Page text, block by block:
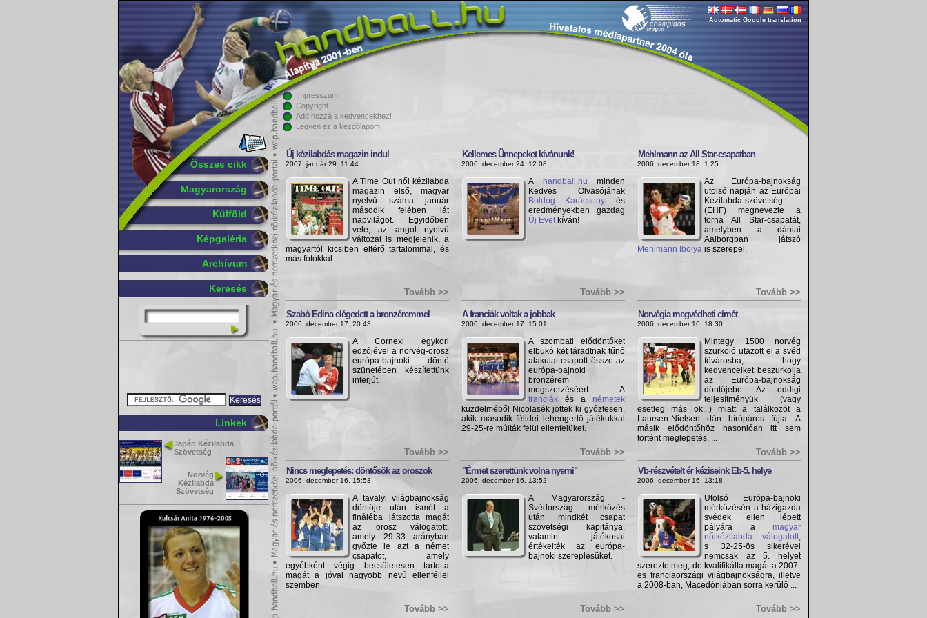
Összes cikk
Magyarország
Külföld
Képgaléria
Archívum
Keresés
Linkek
Japán Kézilabda
Szövetség
Norvég
Kézilabda
Szövetség
Automatic Google translation
Impresszum
Copyright
Add hozzá a kedvencekhez!
Legyen ez a kezdőlapom!
Új kézilabdás magazin indul
2007. január 29. 11:44
A Time Out női kézilabda
magazin első, magyar
nyelvű száma január
második felében lát
napvilágot. Egyidőben
vele, az angol nyelvű
változat is megjelenik, a
magyartól kicsiben eltérő tartalommal, és
más fotókkal.
Tovább >>
Kellemes Ünnepeket kívánunk!
2006. december 24. 12:08
A handball.hu minden
Kedves Olvasójának
Boldog Karácsonytés
eredményekben gazdag
Új Évetkíván!
Tovább >>
Mehlmann az All Star-csapatban
2006. december 18. 1:25
Az Európa-bajnokság
utolsó napján az Európai
Kézilabda-szövetség
(EHF) megnevezte a
torna All Star-csapatát,
amelyben a dániai
Aalborgban játszó
Mehlmann Ibolya is szerepel.
Tovább >>
Szabó Edina elégedett a bronzéremmel
2006. december 17. 20:43
A Cornexi egykori
edzőjével a norvég-orosz
európa-bajnoki döntő
szünetében készítettünk
interjút.
Tovább >>
A franciák voltak a jobbak
2006. december 17. 15:01
A szombati elődöntőket
elbukó két fáradtnak tűnő
alakulat csapott össze az
európa-bajnoki
bronzérem
megszerzéséért. A
franciák és a németek
küzdelméből Nicolasék jöttek ki győztesen,
akik második félidei lehengerlő játékukkal
29-25-re múlták felül ellenfelüket.
Tovább >>
Norvégia megvédheti címét
2006. december 16. 18:30
Mintegy 1500 norvég
szurkoló utazott el a svéd
fővárosba, hogy
kedvenceiket beszurkolja
az Európa-bajnokság
döntőjébe. Az eddigi
teljesítményük (vagy
esetleg más ok...) miatt a találkozót a
Laursen-Nielsen dán bírópáros fújta. A
másik elődöntőhöz hasonlóan itt sem
történt meglepetés, ...
Tovább >>
Nincs meglepetés: döntősök az oroszok
2006. december 16. 15:53
A tavalyi világbajnokság
döntője után ismét a
fináléba játszotta magát
az orosz válogatott,
amely 29-33 arányban
győzte le azt a német
csapatot, amely
egyébként végig becsületesen tartotta
magát a jóval nagyobb nevű ellenféllel
szemben.
Tovább >>
"Érmet szerettünk volna nyerni"
2006. december 16. 13:52
A Magyarország -
Svédország mérkőzés
után mindkét csapat
szövetségi kapitánya,
valamint játékosai
értékelték az európa-
bajnoki szereplésüket.
Tovább >>
Vb-részvételt ér kéziseink Eb-5. helye
2006. december 16. 13:18
Utolsó Európa-bajnoki
mérkőzésén a házigazda
svédek ellen lépett
pályára a magyar
nőikézilabda - válogatott,
s 32-25-ös sikerével
nemcsak az 5. helyet
szerezte meg, de kvalifikálta magát a 2007-
es franciaországi világbajnokságra, illetve
a 2008-ban, Macedóniában sorra kerülő ...
Tovább >>